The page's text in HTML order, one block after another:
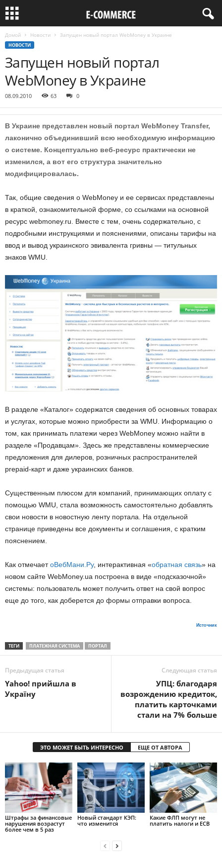
Домой Новости Запущен новый портал WebMoney в Украине
НОВОСТИ
Запущен новый портал
WebMoney в Украине
08.09.2010 63 0
В Украине представлен новый портал WebMoney Transfer,
лаконично объединивший всю необходимую информацию
о системе. Концептуально веб-ресурс практически не
изменился, а вот его структура значительно
модифицировалась.
Так, общие сведения о WebMoney и ее сервисах представлены
в краткой, ознакомительной форме, со ссылками на основной
ресурс webmoney.ru. Вместе с тем, очень содержательно, с
подробными инструкциями и пояснениями, описаны тарифы на
ввод и вывод украинского эвивалента гривны — титульных
знаков WMU.
В разделе «Каталог» содержатся сведения об основных товарах
и услугах, которые можно приобрести за WMU. Информацию о
том, как принимать платежи через WebMoney можно найти в
разделе «Продавцам». Здесь же представлены коммерческие
предложения для дилеров, розничных распространителей
prepaid-карт и даже украинских банков.
Существенным плюсом для компаний, принимающих оплату с
помощью WMU, стала возможность самостоятельно добавлять
свои новости в новостную ленту портала. На отдельной
странице приведены все документы и соглашения, с кратким
пояснением.
Как отмечаетоВебМани.Ру, интерактивная «обратная связь» на
новом сайте WebMoney.ua построена в виде «подсказочной»
системы: пользователь может получить ответ на свой вопрос
еще до того, как доберется до формы отправки вопроса.
Источник
ТЕГИ ПЛАТЕЖНАЯ СИСТЕМА ПОРТАЛ
Предыдущая статья
Yahoo! прийшла в
Україну
Следующая статья
УПЦ: благодаря
возрождению кредиток,
платить карточками
стали на 7% больше
ЭТО МОЖЕТ БЫТЬ ИНТЕРЕСНО ЕЩЕ ОТ АВТОРА
Штрафы за финансовые
нарушения возрастут
более чем в 5 раз
Новый стандарт КЭП:
что изменится
Какие ФЛП могут не
платить налоги и ЕСВ